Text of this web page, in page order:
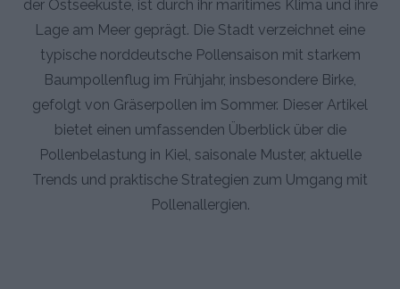
der Ostseeküste, ist durch ihr maritimes Klima und ihre
Lage am Meer geprägt. Die Stadt verzeichnet eine
typische norddeutsche Pollensaison mit starkem
Baumpollenflug im Frühjahr, insbesondere Birke,
gefolgt von Gräserpollen im Sommer. Dieser Artikel
bietet einen umfassenden Überblick über die
Pollenbelastung in Kiel, saisonale Muster, aktuelle
Trends und praktische Strategien zum Umgang mit
Pollenallergien.